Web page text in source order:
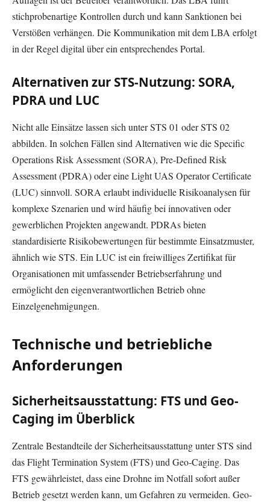
stichprobenartige Kontrollen durch und kann Sanktionen bei
Verstößen verhängen. Die Kommunikation mit dem LBA erfolgt
in der Regel digital über ein entsprechendes Portal.
Alternativen zur STS-Nutzung: SORA,
PDRA und LUC
Nicht alle Einsätze lassen sich unter STS 01 oder STS 02
abbilden. In solchen Fällen sind Alternativen wie die Specific
Operations Risk Assessment (SORA), Pre-Defined Risk
Assessment (PDRA) oder eine Light UAS Operator Certificate
(LUC) sinnvoll. SORA erlaubt individuelle Risikoanalysen für
komplexe Szenarien und wird häufig bei innovativen oder
gewerblichen Projekten angewandt. PDRAs bieten
standardisierte Risikobewertungen für bestimmte Einsatzmuster,
ähnlich wie STS. Ein LUC ist ein freiwilliges Zertifikat für
Organisationen mit umfassender Betriebserfahrung und
ermöglicht den eigenverantwortlichen Betrieb ohne
Einzelgenehmigungen.
Technische und betriebliche
Anforderungen
Sicherheitsausstattung: FTS und Geo-
Caging im Überblick
Zentrale Bestandteile der Sicherheitsausstattung unter STS sind
das Flight Termination System (FTS) und Geo-Caging. Das
FTS gewährleistet, dass eine Drohne im Notfall sofort außer
Betrieb gesetzt werden kann, um Gefahren zu vermeiden. Geo-